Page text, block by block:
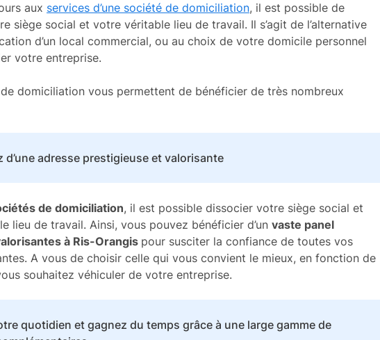
aux services d’une société de domiciliation, il est possible de
siège social et votre véritable lieu de travail. Il s’agit de l’alternative
d’un local commercial, ou au choix de votre domicile personnel
votre entreprise.
domiciliation vous permettent de bénéficier de très nombreux
d’une adresse prestigieuse et valorisante
de domiciliation, il est possible dissocier votre siège social et
lieu de travail. Ainsi, vous pouvez bénéficier d’un vaste panel
à Ris-Orangis pour susciter la confiance de toutes vos
A vous de choisir celle qui vous convient le mieux, en fonction de
souhaitez véhiculer de votre entreprise.
quotidien et gagnez du temps grâce à une large gamme de